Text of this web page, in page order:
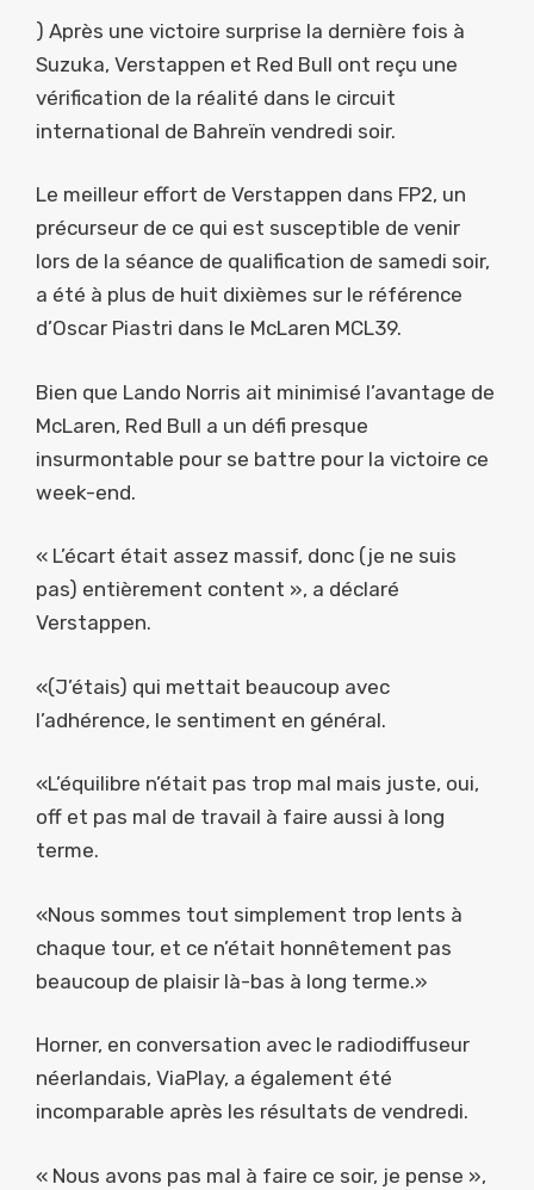
) Après une victoire surprise la dernière fois à
Suzuka, Verstappen et Red Bull ont reçu une
vérification de la réalité dans le circuit
international de Bahreïn vendredi soir.
Le meilleur effort de Verstappen dans FP2, un
précurseur de ce qui est susceptible de venir
lors de la séance de qualification de samedi soir,
a été à plus de huit dixièmes sur le référence
d’Oscar Piastri dans le McLaren MCL39.
Bien que Lando Norris ait minimisé l’avantage de
McLaren, Red Bull a un défi presque
insurmontable pour se battre pour la victoire ce
week-end.
« L’écart était assez massif, donc (je ne suis
pas) entièrement content », a déclaré
Verstappen.
«(J’étais) qui mettait beaucoup avec
l’adhérence, le sentiment en général.
«L’équilibre n’était pas trop mal mais juste, oui,
off et pas mal de travail à faire aussi à long
terme.
«Nous sommes tout simplement trop lents à
chaque tour, et ce n’était honnêtement pas
beaucoup de plaisir là-bas à long terme.»
Horner, en conversation avec le radiodiffuseur
néerlandais, ViaPlay, a également été
incomparable après les résultats de vendredi.
« Nous avons pas mal à faire ce soir, je pense »,